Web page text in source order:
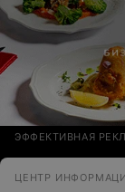
ЭФФЕКТИВНАЯ
ЦЕНТР